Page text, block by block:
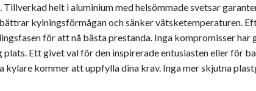
helt i aluminium med helsömmade svetsar
kylningsförmågan och sänker vätsketemperaturen.
för att nå bästa prestanda. Inga kompromisser har
Ett givet val för den inspirerade entusiasten eller för
kommer att uppfylla dina krav. Inga mer skjutna